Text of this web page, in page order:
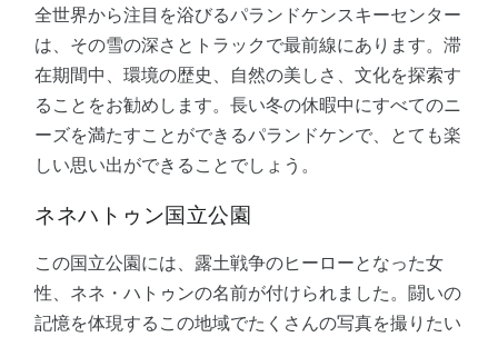
全世界から注目を浴びるパランドケンスキーセンター
は、その雪の深さとトラックで最前線にあります。滞
在期間中、環境の歴史、自然の美しさ、文化を探索す
ることをお勧めします。長い冬の休暇中にすべてのニ
ーズを満たすことができるパランドケンで、とても楽
しい思い出ができることでしょう。
ネネハトゥン国立公園
この国立公園には、露土戦争のヒーローとなった女
性、ネネ・ハトゥンの名前が付けられました。闘いの
記憶を体現するこの地域でたくさんの写真を撮りたい